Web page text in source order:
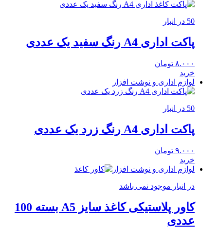
50 در انبار
پاکت اداری A4 رنگ سفید یک عددی
۸.۰۰۰ تومان
خرید
لوازم اداری و نوشت افزار
50 در انبار
پاکت اداری A4 رنگ زرد یک عددی
۹.۰۰۰ تومان
خرید
لوازم اداری و نوشت افزار
در انبار موجود نمی باشد
کاور پلاستیکی کاغذ سایز A5 بسته 100
عددی